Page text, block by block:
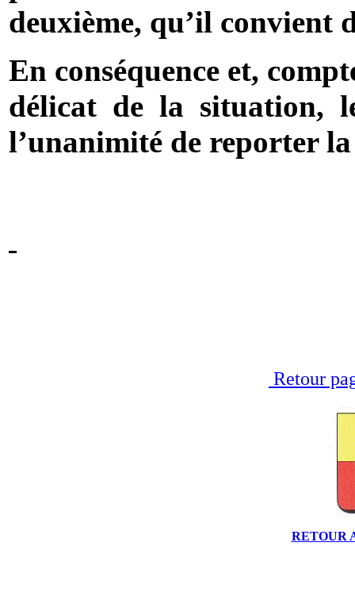
deuxième, qu’il convient
En conséquence et,
délicat de la situation,
l’unanimité de reporter
Retour
RETOUR